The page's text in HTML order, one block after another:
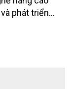
phát triển
xuất đã
nghệ, xây